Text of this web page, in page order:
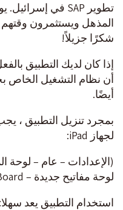
المذهل ويستثمرون
شكرًا جزيلاً!
إذا كان لديك التطبيق
أيضًا.
بمجرد تنزيل التطبيق ،
لجهاز iPad:
(الإعدادات – عام – لوحة
لوحة مفاتيح جديدة – IssieBoard)
استخدام التطبيق يعد